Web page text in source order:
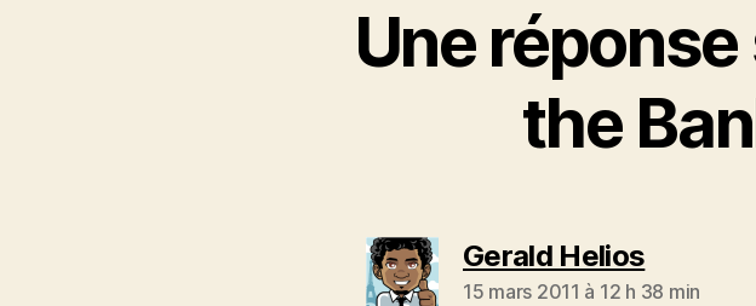
Une
the
Gerald Heliosdit :
15 mars 2011 à 12 h 38 min